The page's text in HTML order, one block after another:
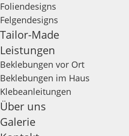
Foliendesigns
Felgendesigns
Tailor-Made
Leistungen
Beklebungen vor Ort
Beklebungen im Haus
Klebeanleitungen
Über uns
Galerie